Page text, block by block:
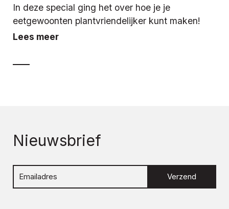
In deze special ging het over hoe je je
eetgewoonten plantvriendelijker kunt maken!
Lees meer
Nieuwsbrief
Verzend